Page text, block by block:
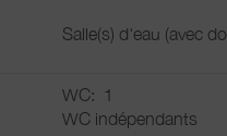
Salle(s) d'eau (avec
WC:
1
WC indépendants